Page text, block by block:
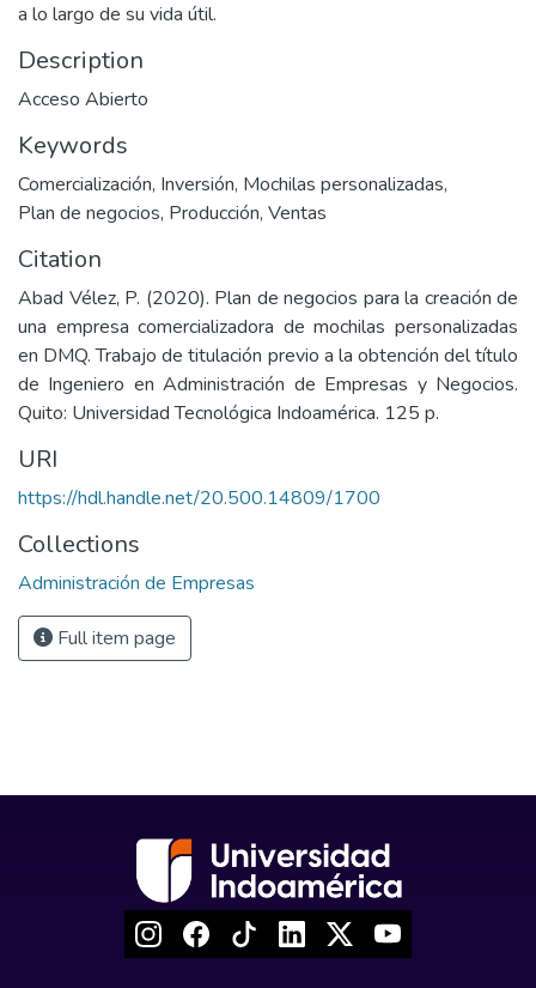
a lo largo de su vida útil.
Description
Acceso Abierto
Keywords
Comercialización, Inversión, Mochilas personalizadas,
Plan de negocios, Producción, Ventas
Citation
Abad Vélez, P. (2020). Plan de negocios para la creación de
una empresa comercializadora de mochilas personalizadas
en DMQ. Trabajo de titulación previo a la obtención del título
de Ingeniero en Administración de Empresas y Negocios.
Quito: Universidad Tecnológica Indoamérica. 125 p.
URI
https://hdl.handle.net/20.500.14809/1700
Collections
Administración de Empresas
Full item page